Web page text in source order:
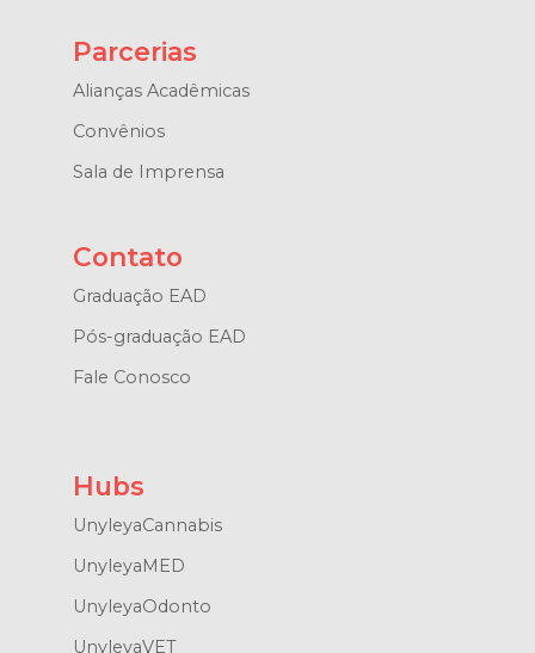
Parcerias
Alianças Acadêmicas
Convênios
Sala de Imprensa
Contato
Graduação EAD
Pós-graduação EAD
Fale Conosco
Hubs
UnyleyaCannabis
UnyleyaMED
UnyleyaOdonto
UnyleyaVET